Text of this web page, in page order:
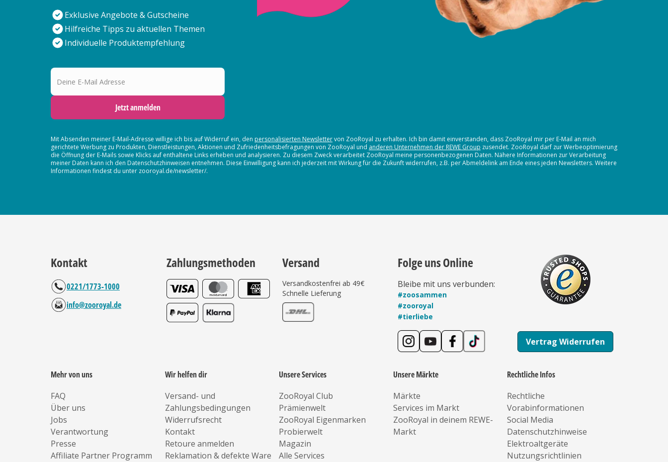
Exklusive Angebote & Gutscheine
Hilfreiche Tipps zu aktuellen Themen
Individuelle Produktempfehlung
Deine E-Mail Adresse
Jetzt anmelden
Mit Absenden meiner E-Mail-Adresse willige ich bis auf Widerruf ein, den personalisierten Newslettervon ZooRoyal zu erhalten. Ich bin damit einverstanden, dass ZooRoyal mir per E-Mail an mich
gerichtete Werbung zu Produkten, Dienstleistungen, Aktionen und Zufriedenheitsbefragungen von ZooRoyal und anderen Unternehmen der REWE Group zusendet. ZooRoyal darf zur Werbeoptimierung
die Öffnung der E-Mails sowie Klicks auf enthaltene Links erheben und analysieren. Zu diesem Zweck verarbeitet ZooRoyal meine personenbezogenen Daten. Nähere Informationen zur Verarbeitung
meiner Daten kann ich den Datenschutzhinweisen entnehmen. Diese Einwilligung kann ich jederzeit mit Wirkung für die Zukunft widerrufen, z.B. per Abmeldelink am Ende eines jeden Newsletters. Weitere
Informationen findest du unter zooroyal.de/newsletter/.
Kontakt
0221/1773-1000
info@zooroyal.de
Zahlungsmethoden Versand
Versandkostenfrei ab 49€
Schnelle Lieferung
Folge uns Online
Bleibe mit uns verbunden:
#zoosammen
#zooroyal
#tierliebe
Vertrag Widerrufen
Mehr von uns
FAQ
Über uns
Jobs
Verantwortung
Presse
Affiliate Partner Programm
Wir helfen dir
Versand- und
Zahlungsbedingungen
Widerrufsrecht
Kontakt
Retoure anmelden
Reklamation & defekte Ware
Unsere Services
ZooRoyal Club
Prämienwelt
ZooRoyal Eigenmarken
Probierwelt
Magazin
Alle Services
Unsere Märkte
Märkte
Services im Markt
ZooRoyal in deinem REWE-
Markt
Rechtliche Infos
Rechtliche
Vorabinformationen
Social Media
Datenschutzhinweise
Elektroaltgeräte
Nutzungsrichtlinien